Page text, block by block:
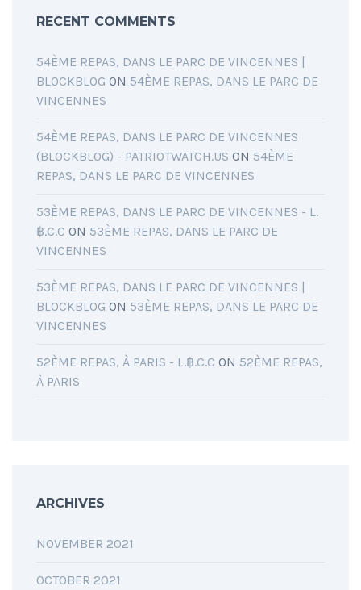
RECENT COMMENTS
54ÈME REPAS, DANS LE PARC DE VINCENNES |
BLOCKBLOG ON 54ÈME REPAS, DANS LE PARC DE
VINCENNES
54ÈME REPAS, DANS LE PARC DE VINCENNES
(BLOCKBLOG) - PATRIOTWATCH.US ON 54ÈME
REPAS, DANS LE PARC DE VINCENNES
53ÈME REPAS, DANS LE PARC DE VINCENNES - L.
฿.C.C ON 53ÈME REPAS, DANS LE PARC DE
VINCENNES
53ÈME REPAS, DANS LE PARC DE VINCENNES |
BLOCKBLOG ON 53ÈME REPAS, DANS LE PARC DE
VINCENNES
52ÈME REPAS, À PARIS - L.฿.C.C ON 52ÈME REPAS,
À PARIS
ARCHIVES
NOVEMBER 2021
OCTOBER 2021